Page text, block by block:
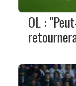
OL :